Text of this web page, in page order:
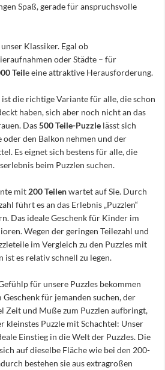
Spaß, gerade für anspruchsvolle
Klassiker. Egal ob
oder Städte – für
Teile eine attraktive Herausforderung.
ist die richtige Variante für alle, die schon
haben, sich aber noch nicht an das
Das500 Teile-Puzzle lässt sich
oder den Balkon nehmen und der
Es eignet sich bestens für alle, die
beim Puzzlen suchen.
mit 200 Teilenwartet auf Sie. Durch
führt es an das Erlebnis „Puzzlen“
Das ideale Geschenk für Kinder im
Wegen der geringen Teilezahl und
im Vergleich zu den Puzzles mit
ist es relativ schnell zu legen.
für unsere Puzzles bekommen
für jemanden suchen, der
Zeit und Muße zum Puzzlen aufbringt,
kleinstes Puzzle mit Schachtel: Unser
Einstieg in die Welt der Puzzles. Die
auf dieselbe Fläche wie bei den 200-
bestehen sie aus extragroßen